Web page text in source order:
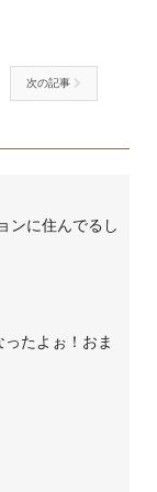
次の記事
ンに住んでるし
たよぉ！おま